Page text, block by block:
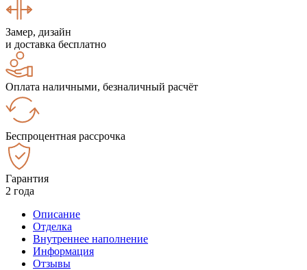
Замер, дизайн
и доставка бесплатно
Оплата наличными, безналичный расчёт
Беспроцентная рассрочка
Гарантия
2 года
Описание
Отделка
Внутреннее наполнение
Информация
Отзывы